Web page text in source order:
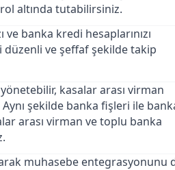
altında tutabilirsiniz.
ve banka kredi hesaplarınızı
ve şeffaf şekilde takip
kasalar arası virman
şekilde banka fişleri ile
arası virman ve toplu banka
muhasebe entegrasyonunu